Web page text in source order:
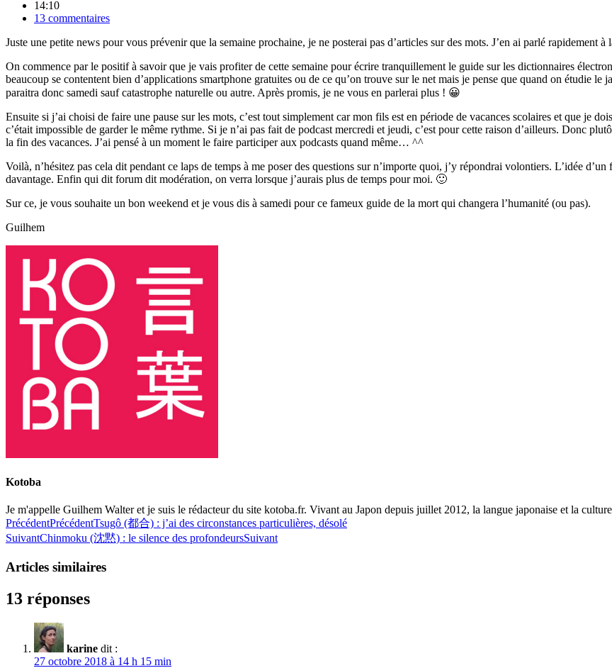
14:10
13 commentaires
Juste une petite news pour vous prévenir que la semaine prochaine, je ne posterai pas d’articles sur des mots. J’en ai parlé rapidement
On commence par le positif à savoir que je vais profiter de cette semaine pour écrire tranquillement le guide sur les dictionnaires
beaucoup se contentent bien d’applications smartphone gratuites ou de ce qu’on trouve sur le net mais je pense que quand on étudie
paraitra donc samedi sauf catastrophe naturelle ou autre. Après promis, je ne vous en parlerai plus ! 😀
Ensuite si j’ai choisi de faire une pause sur les mots, c’est tout simplement car mon fils est en période de vacances scolaires et que je
c’était impossible de garder le même rythme. Si je n’ai pas fait de podcast mercredi et jeudi, c’est pour cette raison d’ailleurs. Donc
la fin des vacances. J’ai pensé à un moment le faire participer aux podcasts quand même… ^^
Voilà, n’hésitez pas cela dit pendant ce laps de temps à me poser des questions sur n’importe quoi, j’y répondrai volontiers. L’idée
davantage. Enfin qui dit forum dit modération, on verra lorsque j’aurais plus de temps pour moi. 🙂
Sur ce, je vous souhaite un bon weekend et je vous dis à samedi pour ce fameux guide de la mort qui changera l’humanité (ou pas).
Guilhem
Kotoba
Je m'appelle Guilhem Walter et je suis le rédacteur du site kotoba.fr. Vivant au Japon depuis juillet 2012, la langue japonaise et la
PrécédentPrécédentTsugô (都合) : j’ai des circonstances particulières, désolé
SuivantChinmoku (沈黙) : le silence des profondeursSuivant
Articles similaires
13 réponses
karine dit :
27 octobre 2018 à 14 h 15 min